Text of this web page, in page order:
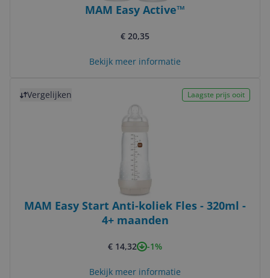
MAM Easy Active™
€ 20,35
Bekijk meer informatie
Vergelijken Laagste prijs ooit
MAM Easy Start Anti-koliek Fles - 320ml -
4+ maanden
€ 14,32 -1%
Bekijk meer informatie